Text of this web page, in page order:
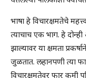
भाषा हे विचारक्षमतेचे
त्याचाच एक भाग. हे
झाल्यावर या क्षमता
जुळतात. लहानपणी त्या
विचारक्षमतेवर फार